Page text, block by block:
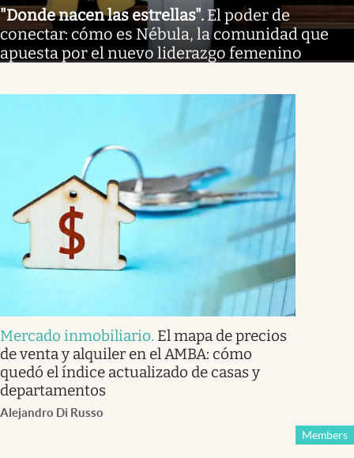
"Donde nacen las estrellas". El poder de
conectar: cómo es Nébula, la comunidad que
apuesta por el nuevo liderazgo femenino
Mercado inmobiliario. El mapa de precios
de venta y alquiler en el AMBA: cómo
quedó el índice actualizado de casas y
departamentos
Alejandro Di Russo
Members